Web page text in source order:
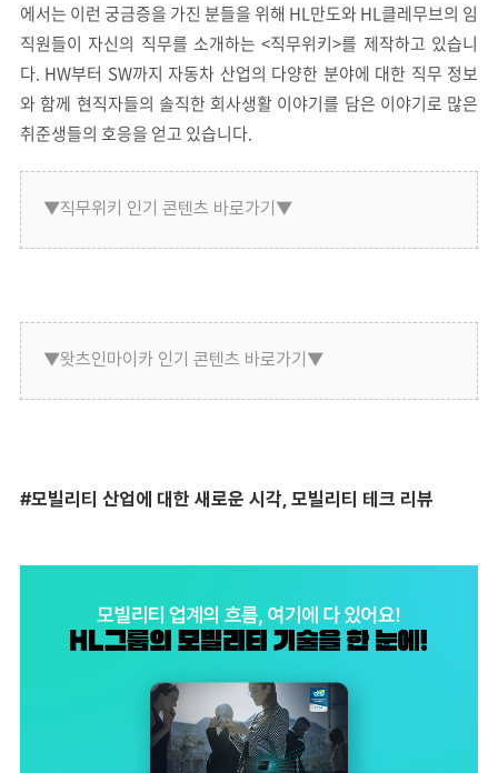
에서는 이런 궁금증을 가진 분들을 위해 HL만도와 HL클레무브의 임
직원들이 자신의 직무를 소개하는 <직무위키>를 제작하고 있습니
다. HW부터 SW까지 자동차 산업의 다양한 분야에 대한 직무 정보
와 함께 현직자들의 솔직한 회사생활 이야기를 담은 이야기로 많은
취준생들의 호응을 얻고 있습니다.
▼직무위키 인기 콘텐츠 바로가기▼
▼왓츠인마이카 인기 콘텐츠 바로가기▼
#모빌리티 산업에 대한 새로운 시각, 모빌리티 테크 리뷰